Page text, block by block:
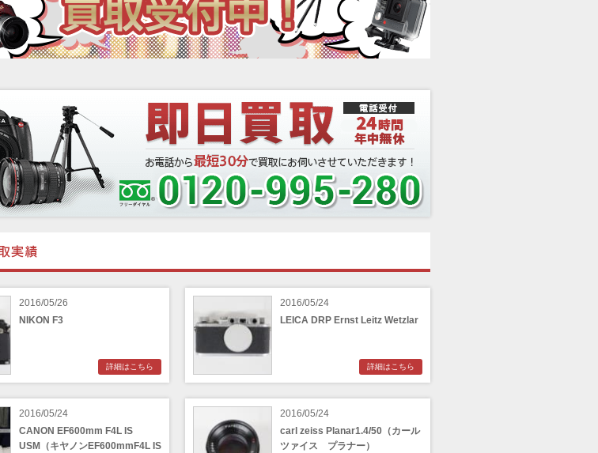
2016/05/26
NIKON F3
詳細はこちら
2016/05/24
LEICA DRP Ernst Leitz Wetzlar
詳細はこちら
2016/05/24
CANON EF600mm F4L IS
USM（キヤノンEF600mmF4L IS
2016/05/24
carl zeiss Planar1.4/50（カール
ツァイス プラナー）